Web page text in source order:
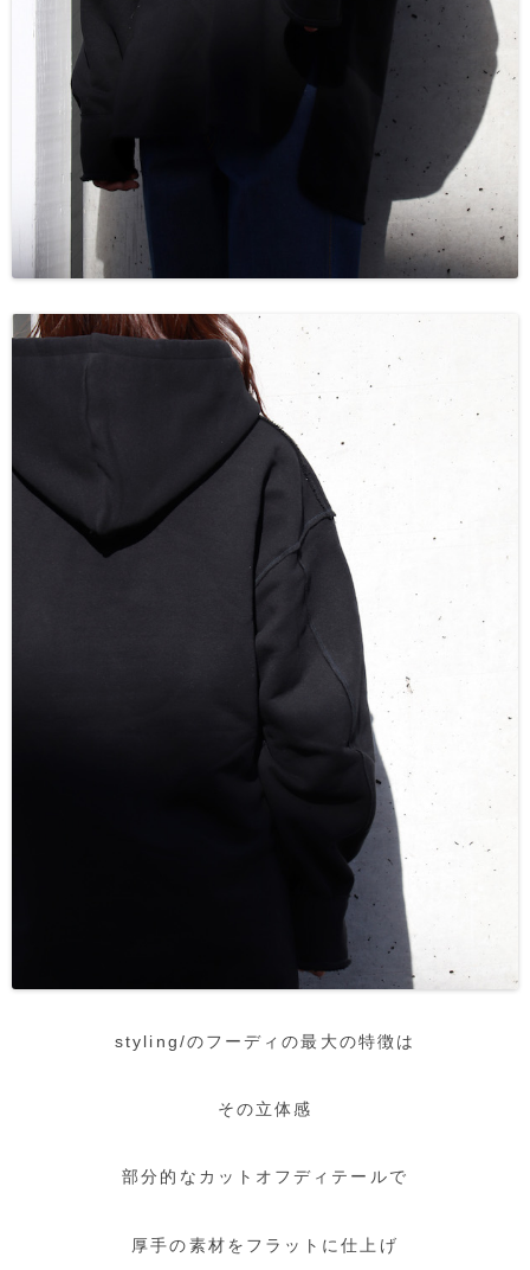
styling/のフーディの最大の特徴は
その立体感
部分的なカットオフディテールで
厚手の素材をフラットに仕上げ